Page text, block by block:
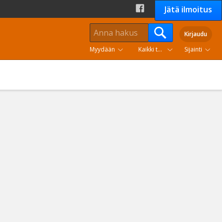
Jätä ilmoitus
Kirjaudu
Myydään
Kaikki tuoteryhmät Sijainti